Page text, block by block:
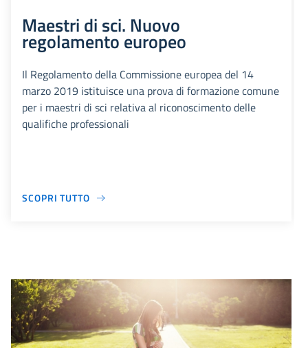
Maestri di sci. Nuovo
regolamento europeo
Il Regolamento della Commissione europea del 14
marzo 2019 istituisce una prova di formazione comune
per i maestri di sci relativa al riconoscimento delle
qualifiche professionali
SCOPRI TUTTO